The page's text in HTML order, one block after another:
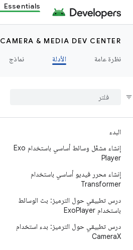
Essentials
CAMERA & MEDIA DEV CENTER
نظرة عامة
الأدلة نماذج
البدء
إنشاء مشغّل وسائط أساسي باستخدام Exo
Player
إنشاء محرر فيديو أساسي باستخدام
Transformer
درس تطبيقي حول الترميز: بث الوسائط
باستخدام Exo Player
درس تطبيقي حول الترميز: بدء استخدام
CameraX